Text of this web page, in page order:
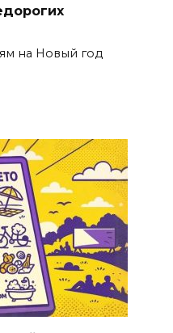
на Новый год